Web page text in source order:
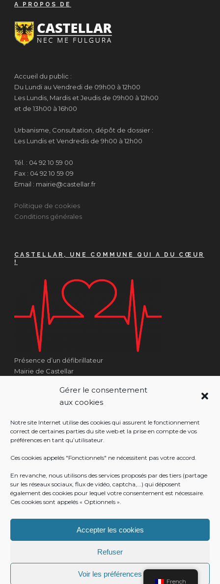
Gérer le consentement
aux cookies
Notre site Internet utilise des cookies qui assurent le fonctionnement
correct de certaines parties du site web et la prise en compte de vos
préférences en tant qu’utilisateur.
Ces cookies appelés "Fonctionnels" ne nécessitent pas votre accord.
En revanche, nous utilisons des services proposés par des tiers (partage
sur les réseaux sociaux, flux de vidéo, captcha,...) qui déposent
également des cookies pour lequel votre consentement est nécessaire.
Ces cookies sont appelés « Optionnels ».
Accepter les cookies
Refuser
Voir les préférences
A PROPOS DE
Accueil du public :
Du Lundi au Vendredi de 09h00 à 12h00
Les Lundis, Mardis et Jeudis de 09h00 à 12h00
et de 13h00 à 16h00
Urbanisme, Consultation, dépôt de dossier :
Les Lundis et Vendredis de 9h00 à 12h00
Tél. : 04 92 10 59 00
Fax : 04 92 10 59 09
Email : mairie@castellar.fr
Politique de cookies
Conditions générales
CASTELLAR, UNE COMMUNE QUI A DU CŒUR
!
Présence d’un défibrillateur
Mairie de Castellar
Côté Escalier Rue Sarrail
06500 Castellar
RÉALISATION
French